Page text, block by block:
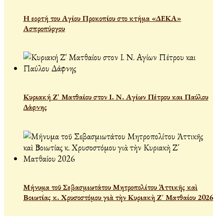
Η εορτή του Αγίου Προκοπίου στο κτήμα «ΔΕΚΑ»
Ασπροπύργου
Κυριακή Ζ' Ματθαίου στον Ι. Ν. Αγίων Πέτρου και Παύλου
Δάφνης
Μήνυμα τοῦ Σεβασμιωτάτου Μητροπολίτου Ἀττικῆς καὶ
Βοιωτίας κ. Χρυσοστόμου γιὰ τὴν Κυριακὴ Ζ΄ Ματθαίου 2026